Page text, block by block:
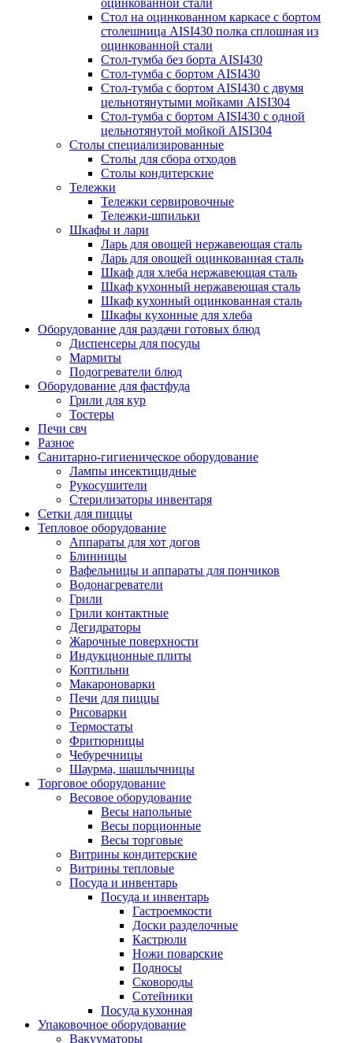
оцинкованной стали
Стол на оцинкованном каркасе с бортом
столешница AISI430 полка сплошная из
оцинкованной стали
Стол-тумба без борта AISI430
Стол-тумба с бортом AISI430
Стол-тумба с бортом AISI430 с двумя
цельнотянутыми мойками AISI304
Стол-тумба с бортом AISI430 с одной
цельнотянутой мойкой AISI304
Столы специализированные
Столы для сбора отходов
Столы кондитерские
Тележки
Тележки сервировочные
Тележки-шпильки
Шкафы и лари
Ларь для овощей нержавеющая сталь
Ларь для овощей оцинкованная сталь
Шкаф для хлеба нержавеющая сталь
Шкаф кухонный нержавеющая сталь
Шкаф кухонный оцинкованная сталь
Шкафы кухонные для хлеба
Оборудование для раздачи готовых блюд
Диспенсеры для посуды
Мармиты
Подогреватели блюд
Оборудование для фастфуда
Грили для кур
Тостеры
Печи свч
Разное
Санитарно-гигиеническое оборудование
Лампы инсектицидные
Рукосушители
Стерилизаторы инвентаря
Сетки для пиццы
Тепловое оборудование
Аппараты для хот догов
Блинницы
Вафельницы и аппараты для пончиков
Водонагреватели
Грили
Грили контактные
Дегидраторы
Жарочные поверхности
Индукционные плиты
Коптильни
Макароноварки
Печи для пиццы
Рисоварки
Термостаты
Фритюрницы
Чебуречницы
Шаурма, шашлычницы
Торговое оборудование
Весовое оборудование
Весы напольные
Весы порционные
Весы торговые
Витрины кондитерские
Витрины тепловые
Посуда и инвентарь
Посуда и инвентарь
Гастроемкости
Доски разделочные
Кастрюли
Ножи поварские
Подносы
Сковороды
Сотейники
Посуда кухонная
Упаковочное оборудование
Вакууматоры